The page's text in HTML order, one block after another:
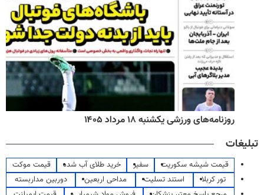
روزنامه‌های ورزشی یکشنبه ۱۸ مرداد ۱۴۰۵
تبلیغات
قیمت شیشه سکوریت سفیر خرید طلای آب شده
قیمت موکت
تور کربلا
استند تسلیت مداحی اربعین
دوربین مداربسته